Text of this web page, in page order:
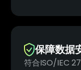
保障数据
符合ISO/IEC